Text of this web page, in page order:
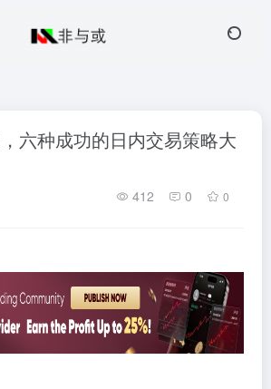
六种成功的日内交易策略大
412 0 0